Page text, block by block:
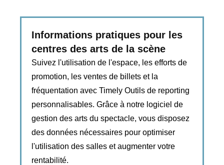
Informations pratiques pour les
centres des arts de la scène
Suivez l'utilisation de l'espace, les efforts de
promotion, les ventes de billets et la
fréquentation avec Timely Outils de reporting
personnalisables. Grâce à notre logiciel de
gestion des arts du spectacle, vous disposez
des données nécessaires pour optimiser
l'utilisation des salles et augmenter votre
rentabilité.